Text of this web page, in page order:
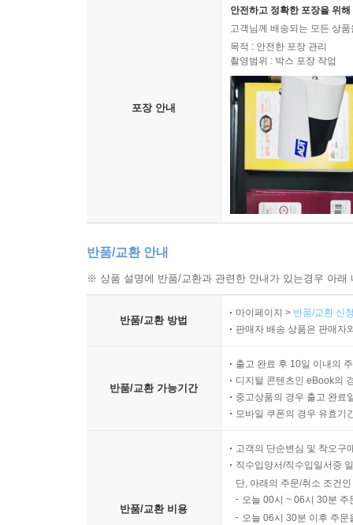
포장 안내
안전하고 정확한 포장을 위
고객님께 배송되는 모든 상
목적 : 안전한 포장 관리
촬영범위 : 박스 포장 작업
반품/교환 안내
※ 상품 설명에 반품/교환과 관련한 안내가 있는경우 아
반품/교환 방법
마이페이지 > 반품/교환 신
판매자 배송 상품은 판매자
반품/교환 가능기간
출고 완료 후 10일 이내의
디지털 콘텐츠인 eBook의
중고상품의 경우 출고 완료
모바일 쿠폰의 경우 유효기
반품/교환 비용
고객의 단순변심 및 착오구
직수입양서/직수입일서중
단, 아래의 주문/취소 조건
오늘 00시 ~ 06시 30분
오늘 06시 30분 이후 주